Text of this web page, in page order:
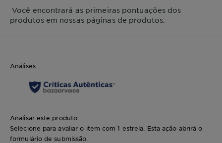
Você encontrará as primeiras pontuações dos
produtos em nossas páginas de produtos.
Análises
Analisar este produto
Selecione para avaliar o item com 1 estrela. Esta ação abrirá o
formulário de submissão.